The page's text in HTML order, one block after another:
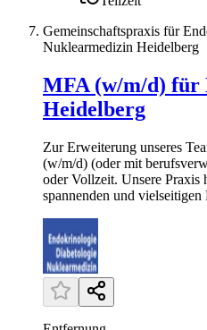
Gemeinschaftspraxis für
Nuklearmedizin Heidelberg
MFA (w/m/d) für
Heidelberg
Zur Erweiterung unseres
(w/m/d) (oder mit
oder Vollzeit. Unsere Praxis
spannenden und vielseitigen